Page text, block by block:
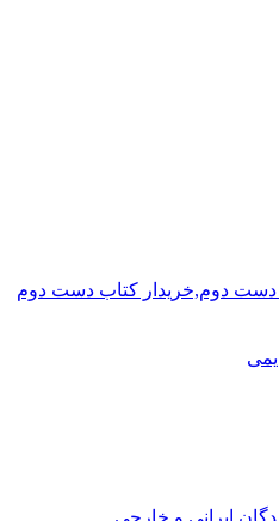
دست دوم,خریدار کتاب دست دوم